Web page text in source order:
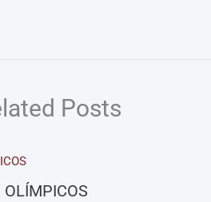
Posts
OLÍMPICOS